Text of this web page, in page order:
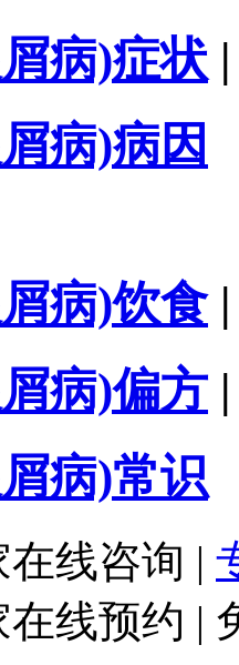
病)症状 |
病)病因
病)饮食|
病)偏方 |
病)常识
线咨询 |
线预约 |